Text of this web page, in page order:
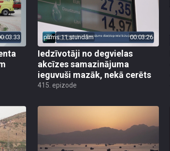
pirms 11 stundām 00:03:26
Iedzīvotāji no degvielas
akcīzes samazinājuma
ieguvuši mazāk, nekā cerēts
415. epizode